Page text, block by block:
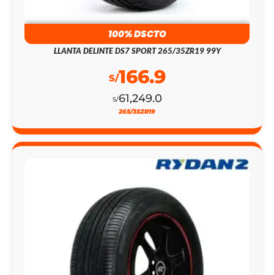
100% DSCTO
LLANTA DELINTE DS7 SPORT 265/35ZR19 99Y
S/61,249.0
S/166.9
265/35ZR19